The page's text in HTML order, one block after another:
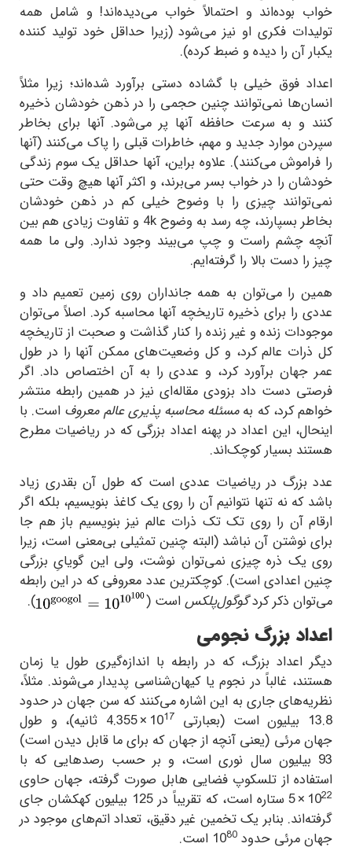
خواب بوده‌اند و احتمالاً خواب می‌دیده‌اند! و شامل همه
تولیدات فکری او نیز می‌شود (زیرا حداقل خود تولید کننده
یکبار آن را دیده و ضبط کرده).
اعداد فوق خیلی با گشاده دستی برآورد شده‌اند؛ زیرا مثلاً
انسان‌ها نمی‌توانند چنین حجمی را در ذهن خودشان ذخیره
کنند و به سرعت حافظه آنها پر می‌شود. آنها برای بخاطر
سپردن موارد جدید و مهم، خاطرات قبلی را پاک می‌کنند (آنها
را فراموش می‌کنند). علاوه براین، آنها حداقل یک سوم زندگی
خودشان را در خواب بسر می‌برند، و اکثر آنها هیچ وقت حتی
نمی‌توانند چیزی را با وضوح خیلی کم در ذهن خودشان
بخاطر بسپارند، چه رسد به وضوح4k و تفاوت زیادی هم بین
آنچه چشم راست و چپ می‌بیند وجود ندارد. ولی ما همه
چیز را دست بالا را گرفته‌ایم.
همین را می‌توان به همه جانداران روی زمین تعمیم داد و
عددی را برای ذخیره تاریخچه آنها محاسبه کرد. اصلاً می‌توان
موجودات زنده و غیر زنده را کنار گذاشت و صحبت از تاریخچه
کل ذرات عالم کرد، و کل وضعیت‌های ممکن آنها را در طول
عمر جهان برآورد کرد، و عددی را به آن اختصاص داد. اگر
فرصتی دست داد بزودی مقاله‌ای نیز در همین رابطه منتشر
خواهم کرد، که بهمسئله محاسبه پذیری عالم معروف است. با
اینحال، این اعداد در پهنه اعداد بزرگی که در ریاضیات مطرح
هستند بسیار کوچک‌اند.
عدد بزرگ در ریاضیات عددی است که طول آن بقدری زیاد
باشد که نه تنها نتوانیم آن را روی یک کاغذ بنویسیم، بلکه اگر
ارقام آن را روی تک تک ذرات عالم نیز بنویسیم باز هم جا
برای نوشتن آن نباشد (البته چنین تمثیلی بی‌معنی است، زیرا
روی یک ذره چیزی نمی‌توان نوشت، ولی این گویایِ بزرگی
چنین اعدادی است). کوچکترین عدد معروفی که در این رابطه
می‌توان ذکر کردگوگول‌پلکساست ( ).
اعداد بزرگ نجومی
دیگر اعداد بزرگ، که در رابطه با اندازه‌گیری طول یا زمان
هستند، غالباً در نجوم یا کیهان‌‌شناسی پدیدار می‌شوند. مثلاً،
نظریه‌‌های جاری به این اشاره می‌‌کنند که سن جهان در حدود
13.8 بیلیون است (بعبارتی 4.355 × 1017
ثانیه)، و طول
جهان مرئی (یعنی آنچه از جهان که برای ما قابل دیدن است)
93 بیلیون سال نوری است، و بر حسب رصدهایی که با
استفاده از تلسکوپ فضایی هابل صورت گرفته، جهان حاوی
5 × 1022 ستاره است، که تقریباً در 125 بیلیون کهکشان جای
گرفته‌‌اند. بنابر یک تخمین غیر دقیق، تعداد اتم‌‌های موجود در
جهان مرئی حدود
1080 است.